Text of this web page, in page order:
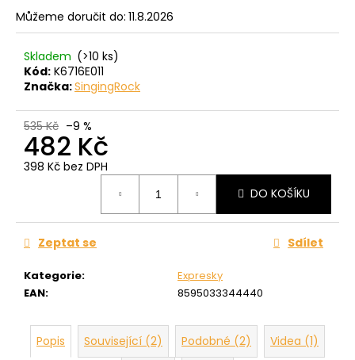
Můžeme doručit do: 11.8.2026
Skladem (>10 ks)
Kód: K6716E011
Značka:SingingRock
535 Kč –9 %
482 Kč
398 Kč bez DPH
DO KOŠÍKU
Kategorie:
Expresky
EAN: 8595033344440
Zeptat se Sdílet
Popis Související (2) Podobné (2)
Videa (1)
č
u
e
m
e